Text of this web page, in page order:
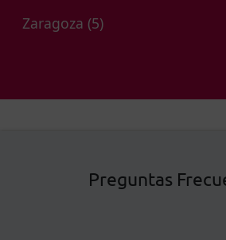
Zaragoza (5)
Preguntas